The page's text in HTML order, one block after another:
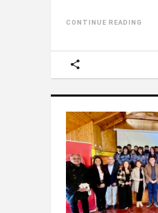
CONTINUE READING